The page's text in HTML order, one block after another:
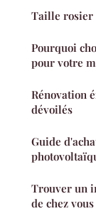
Taille rosier
Pourquoi
pour votre
Rénovation
dévoilés
Guide
Trouver un
de chez vous